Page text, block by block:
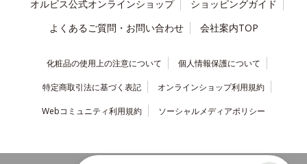
オルビス公式オンラインショップ
ショッピングガイド
よくあるご質問・お問い合わせ
会社案内TOP
化粧品の使用上の注意について 個人情報保護について
特定商取引法に基づく表記 オンラインショップ利用規約
Webコミュニティ利用規約 ソーシャルメディアポリシー